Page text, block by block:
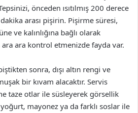
önceden ısıtılmış 200 derece
arası pişirin. Pişirme süresi,
ve kalınlığına bağlı olarak
ara kontrol etmenizde fayda var.
sonra, dışı altın rengi ve
bir kıvam alacaktır. Servis
taze otlar ile süsleyerek görsellik
mayonez ya da farklı soslar ile